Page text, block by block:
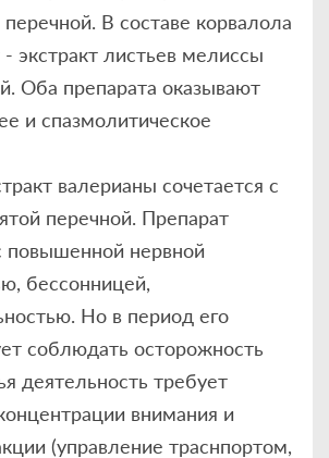
В составе корвалола
экстракт листьев мелиссы
Оба препарата оказывают
и спазмолитическое
валерианы сочетается с
перечной. Препарат
повышенной нервной
бессонницей,
Но в период его
соблюдать осторожность
деятельность требует
внимания и
(управление траснпортом,